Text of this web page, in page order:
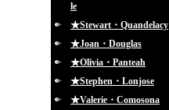
le
★Stewart・Quandelacy
★Joan・Douglas
★Olivia・Panteah
★Stephen・Lonjose
★Valerie・Comosona